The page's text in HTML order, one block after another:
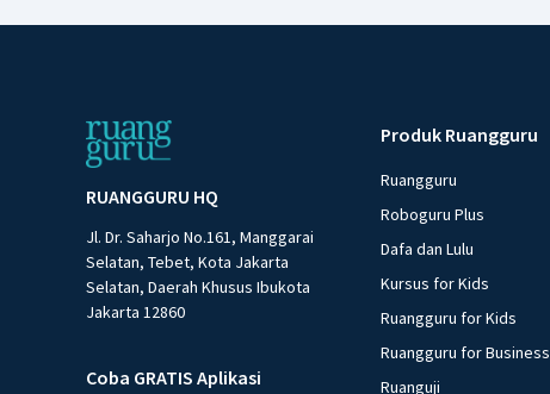
RUANGGURU HQ
Jl. Dr. Saharjo No.161, Manggarai
Selatan, Tebet, Kota Jakarta
Selatan, Daerah Khusus Ibukota
Jakarta 12860
Coba GRATIS Aplikasi
Produk Ruangguru
Ruangguru
Roboguru Plus
Dafa dan Lulu
Kursus for Kids
Ruangguru for Kids
Ruangguru for Business
Ruanguji